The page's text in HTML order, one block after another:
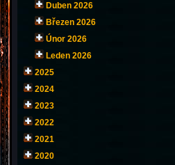
Duben 2026
Březen 2026
Únor 2026
Leden 2026
2025
2024
2023
2022
2021
2020